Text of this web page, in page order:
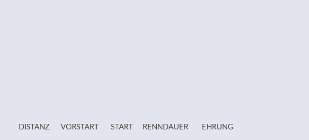
DISTANZ VORSTART START RENNDAUER EHRUNG